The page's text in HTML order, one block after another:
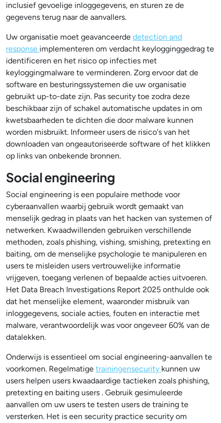
inclusief gevoelige inloggegevens, en sturen ze de
gegevens terug naar de aanvallers.
Uw organisatie moet geavanceerde detection and
response implementeren om verdacht keylogginggedrag te
identificeren en het risico op infecties met
keyloggingmalware te verminderen. Zorg ervoor dat de
software en besturingssystemen die uw organisatie
gebruikt up-to-date zijn. Pas security toe zodra deze
beschikbaar zijn of schakel automatische updates in om
kwetsbaarheden te dichten die door malware kunnen
worden misbruikt. Informeer users de risico's van het
downloaden van ongeautoriseerde software of het klikken
op links van onbekende bronnen.
Social engineering
Social engineering is een populaire methode voor
cyberaanvallen waarbij gebruik wordt gemaakt van
menselijk gedrag in plaats van het hacken van systemen of
netwerken. Kwaadwillenden gebruiken verschillende
methoden, zoals phishing, vishing, smishing, pretexting en
baiting, om de menselijke psychologie te manipuleren en
users te misleiden users vertrouwelijke informatie
vrijgeven, toegang verlenen of bepaalde acties uitvoeren.
Het Data Breach Investigations Report 2025 onthulde ook
dat het menselijke element, waaronder misbruik van
inloggegevens, sociale acties, fouten en interactie met
malware, verantwoordelijk was voor ongeveer 60% van de
datalekken.
Onderwijs is essentieel om social engineering-aanvallen te
voorkomen. Regelmatige trainingensecurity kunnen uw
users helpen users kwaadaardige tactieken zoals phishing,
pretexting en baiting users . Gebruik gesimuleerde
aanvallen om uw users te testen users de training te
versterken. Het is een security practice security om